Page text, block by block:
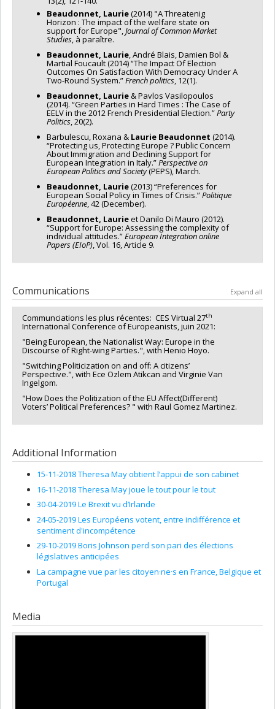
Beaudonnet, Laurie(2014) "A Threatenig
Horizon : The impact of the welfare state on
support for Europe",Journal of Common Market
Studies, à paraître.
Beaudonnet, Laurie, André Blais, Damien Bol &
Martial Foucault (2014) “The Impact Of Election
Outcomes On Satisfaction With Democracy Under A
Two-Round System.”French politics, 12(1).
Beaudonnet, Laurie& Pavlos Vasilopoulos
(2014). “Green Parties in Hard Times : The Case of
EELV in the 2012 French Presidential Election.”Party
Politics, 20(2).
Barbulescu, Roxana & Laurie Beaudonnet (2014).
“Protecting us, Protecting Europe ? Public Concern
About Immigration and Declining Support for
European Integration in Italy.”Perspective on
European Politics and Society(PEPS), March.
Beaudonnet, Laurie(2013) “Preferences for
European Social Policy in Times of Crisis.”Politique
Européenne, 42 (December).
Beaudonnet, Laurieet Danilo Di Mauro (2012).
“Support for Europe: Assessing the complexity of
individual attitudes.”European Integration online
Papers (EIoP), Vol. 16, Article 9.
Communications Expand all
Communciations les plus récentes: CES Virtual 27th
International Conference of Europeanists, juin 2021:
"Being European, the Nationalist Way: Europe in the
Discourse of Right-wing Parties.", with Henio Hoyo.
"Switching Politicization on and off: A citizens’
Perspective.", with Ece Ozlem Atikcan and Virginie Van
Ingelgom.
"How Does the Politization of the EU Affect(Different)
Voters’ Political Preferences? " with Raul Gomez Martinez.
Additional Information
15-11-2018 Theresa May obtient l’appui de son cabinet
16-11-2018 Theresa May joue le tout pour le tout
30-04-2019 Le Brexit vu d’Irlande
24-05-2019 Les Européens votent, entre indifférence et
sentiment d'incompétence
29-10-2019 Boris Johnson perd son pari des élections
législatives anticipées
La campagne vue par les citoyen·ne·s en France, Belgique et
Portugal
Media